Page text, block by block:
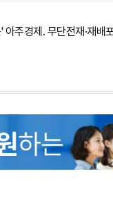
주경제. 무단전재·재배